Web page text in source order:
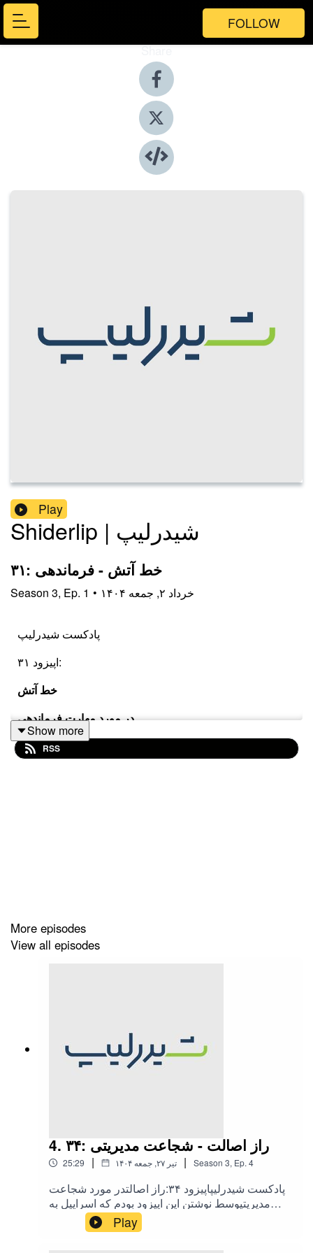
FOLLOW
Share
Play
Shiderlip | شیدرلیپ
۳۱: خط آتش - فرماندهی
Season 3, Ep. 1 • ۱۴۰۴ خرداد ۲, جمعه
پادکست شیدرلیپ
اپیزود ۳۱:
خط آتش
در مورد مهارت فرماندهی
Show more
RSS
More episodes
View all episodes
4. ۳۴: راز اصالت - شجاعت مدیریتی
25:29 | ۱۴۰۴ تیر ۲۷, جمعه | Season 3, Ep. 4
پادکست شیدرلیپاپیزود ۳۴:راز اصالتدر مورد شجاعت
مدیریتیوسط نوشتن این اپیزود بودم که اسراییل به
ایران حمله کرد، حس عجیبی بود وقتی داشتم وسط
صدای انفجار و جنگنده و پدافند به شجاعت مدیریتی
Play